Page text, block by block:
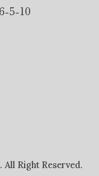
5-10
Right Reserved.